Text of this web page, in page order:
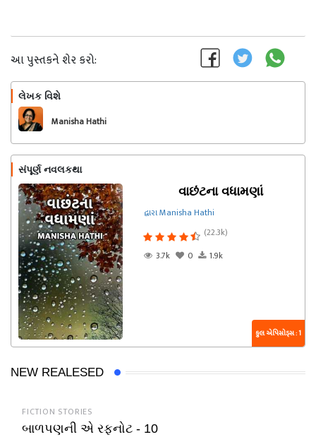
આ પુસ્તકને શેર કરો:
લેખક વિશે
Manisha Hathi
સંપૂર્ણ નવલકથા
વાછંટના વધામણાં
દ્વારા Manisha Hathi
(22.3k)
3.7k
0 1.9k
કુલ એપિસોડ્સ : 1
NEW REALESED
FICTION STORIES
બાળપણની એ રફનોટ - 10